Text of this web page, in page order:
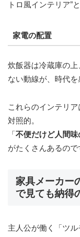
トロ風インテリア”
家電の配置
炊飯器は冷蔵庫の
ない動線が、時代を
これらのインテリ
対照的。
「 不便だけど人間味
がたくさんあるので
家具メーカー
で見ても納得
主人公が働く「ツ